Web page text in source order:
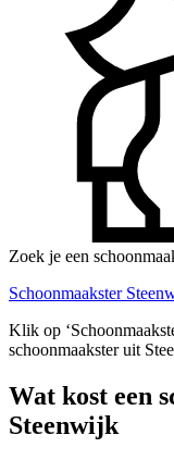
Zoek je een
Schoonmaakster
Klik op
schoonmaakster uit
Wat kost een
Steenwijk